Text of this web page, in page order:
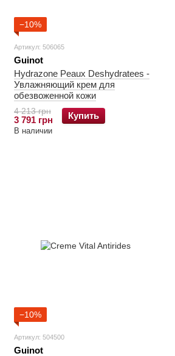
−10%
Артикул: 506065
Guinot
Hydrazone Peaux Deshydratees -
Увлажняющий крем для
обезвоженной кожи
4 213 грн
3 791 грн Купить
В наличии
−10%
Артикул: 504500
Guinot